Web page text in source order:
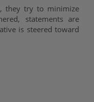
they try to minimize
statements are
is steered toward